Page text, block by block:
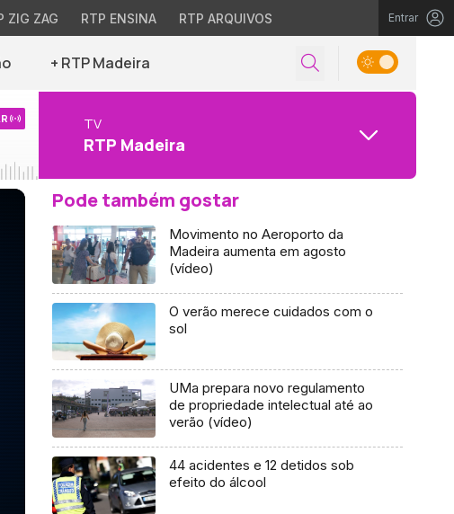
ZIG ZAG RTP ENSINA RTP ARQUIVOS Entrar
+ RTP Madeira
TV
RTP Madeira
Pode também gostar
Movimento no Aeroporto da
Madeira aumenta em agosto
(vídeo)
O verão merece cuidados com o
sol
UMa prepara novo regulamento
de propriedade intelectual até ao
verão (vídeo)
44 acidentes e 12 detidos sob
efeito do álcool